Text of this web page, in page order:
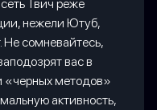
Твич реже
нежели Ютуб,
Не сомневайтесь,
вас в
«черных методов»
активность,